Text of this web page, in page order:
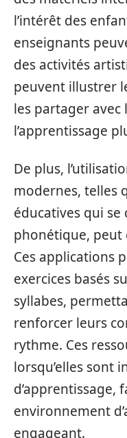
l’intérêt des
enseignants
des activités
peuvent illustrer
les partager
l’apprentissage
De plus,
modernes, telles
éducatives qui
phonétique, peut
Ces applications
exercices basés
syllabes,
renforcer leurs
rythme. Ces
lorsqu’elles sont
d’apprentissage,
environnement
engageant.